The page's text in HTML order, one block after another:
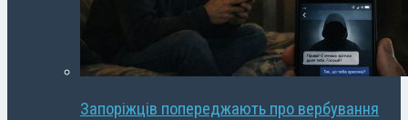
Запоріжців попереджають про вербування